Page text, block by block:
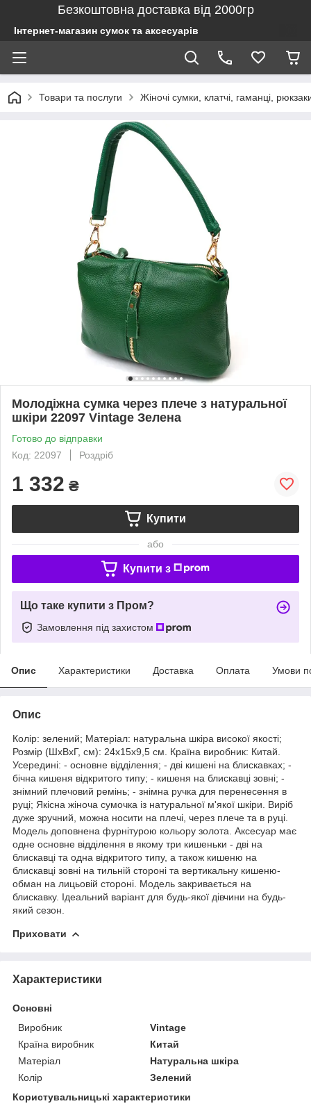
Безкоштовна доставка від 2000гр
Інтернет-магазин сумок та аксесуарів
Товари та послуги Жіночі сумки, клатчі, гаманці,
Молодіжна сумка через плече з натуральної
шкіри 22097 Vintage Зелена
Готово до відправки
Код: 22097
Роздріб
1 332 ₴
Купити
або
Купити з
Що таке купити з Пром?
Замовлення під захистом
Опис Характеристики Доставка Оплата Умови
Опис
Колір: зелений; Матеріал: натуральна шкіра високої якості;
Розмір (ШхВхГ, см): 24х15х9,5 см. Країна виробник: Китай.
Усередині: - основне відділення; - дві кишені на блискавках; -
бічна кишеня відкритого типу; - кишеня на блискавці зовні; -
знімний плечовий ремінь; - знімна ручка для перенесення в
руці; Якісна жіноча сумочка із натуральної м'якої шкіри. Виріб
дуже зручний, можна носити на плечі, через плече та в руці.
Модель доповнена фурнітурою кольору золота. Аксесуар має
одне основне відділення в якому три кишеньки - дві на
блискавці та одна відкритого типу, а також кишеню на
блискавці зовні на тильній стороні та вертикальну кишеню-
обман на лицьовій стороні. Модель закривається на
блискавку. Ідеальний варіант для будь-якої дівчини на будь-
який сезон.
Приховати
Характеристики
Основні
Виробник
Vintage
Країна виробник
Китай
Матеріал
Натуральна шкіра
Колір
Зелений
Користувальницькі характеристики